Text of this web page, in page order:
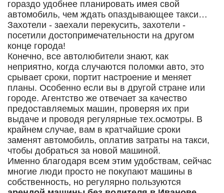
гораздо удобнее планировать имея свой
автомобиль, чем ждать опаздывающее такси…
Захотели - заехали перекусить, захотели -
посетили достопримечательности на другом
конце города!
Конечно, все автолюбители знают, как
неприятно, когда случаются поломки авто, это
срывает сроки, портит настроение и меняет
планы. Особенно если вы в другой стране или
городе. Агентство же отвечает за качество
предоставляемых машин, проверяя их при
выдаче и проводя регулярные тех.осмотры. В
крайнем случае, вам в кратчайшие сроки
заменят автомобиль, оплатив затраты на такси,
чтобы добраться за новой машиной.
Именно благодаря всем этим удобствам, сейчас
многие люди просто не покупают машины в
собственность, но регулярно пользуются